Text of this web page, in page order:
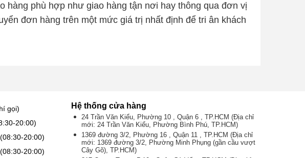
hàng phù hợp như giao hàng tận nơi hay thông qua đơn vị
đơn hàng trên một mức giá trị nhất định để tri ân khách
gọi)
20:00)
(08:30-20:00)
(08:30-20:00)
Hệ thống cửa hàng
24 Trần Văn Kiểu, Phường 10 , Quận 6 , TP.HCM (Địa chỉ
mới: 24 Trần Văn Kiểu, Phường Bình Phú, TP.HCM)
1369 đường 3/2, Phường 16 , Quận 11 , TP.HCM (Địa chỉ
mới: 1369 đường 3/2, Phường Minh Phụng (gần cầu vượt
Cây Gõ), TP.HCM)